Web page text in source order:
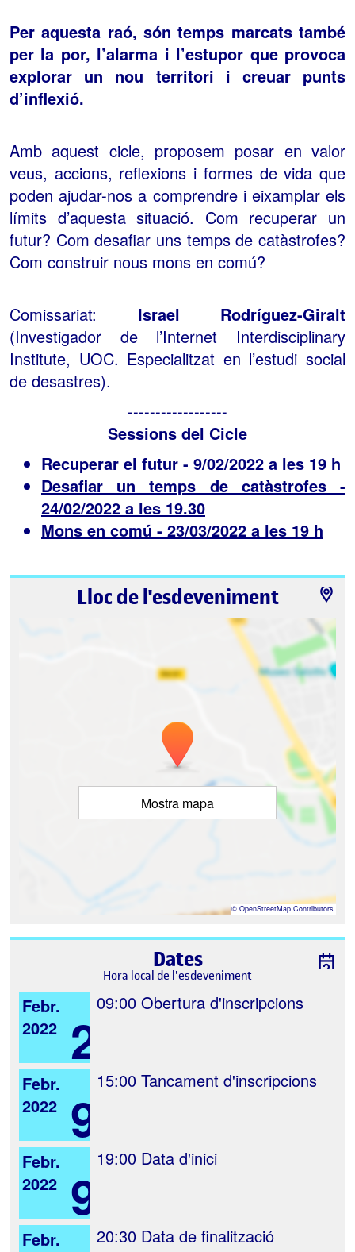
Per aquesta raó, són temps marcats també
per la por, l’alarma i l’estupor que provoca
explorar un nou territori i creuar punts
d’inflexió.
Amb aquest cicle, proposem posar en valor
veus, accions, reflexions i formes de vida que
poden ajudar-nos a comprendre i eixamplar els
límits d’aquesta situació. Com recuperar un
futur? Com desafiar uns temps de catàstrofes?
Com construir nous mons en comú?
Comissariat: Israel Rodríguez-Giralt
(Investigador de l’Internet Interdisciplinary
Institute, UOC. Especialitzat en l’estudi social
de desastres).
------------------
Sessions del Cicle
Recuperar el futur - 9/02/2022 a les 19 h
Desafiar un temps de catàstrofes -
24/02/2022 a les 19.30
Mons en comú - 23/03/2022 a les 19 h
Lloc de l'esdeveniment
Mostra mapa
© OpenStreetMap Contributors
Dates
Hora local de l'esdeveniment
Febr.
2022
2
09:00 Obertura d'inscripcions
Febr.
2022
9
15:00 Tancament d'inscripcions
Febr.
2022
9
19:00 Data d'inici
Febr.
20:30 Data de finalització